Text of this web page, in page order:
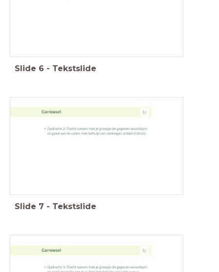
Slide 6 - Tekstslide
Slide 7 - Tekstslide